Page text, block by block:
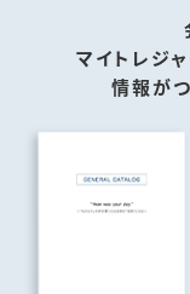
マイトレジ
情報が